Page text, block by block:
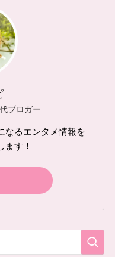
ブロガー
なるエンタメ情報を
ます！